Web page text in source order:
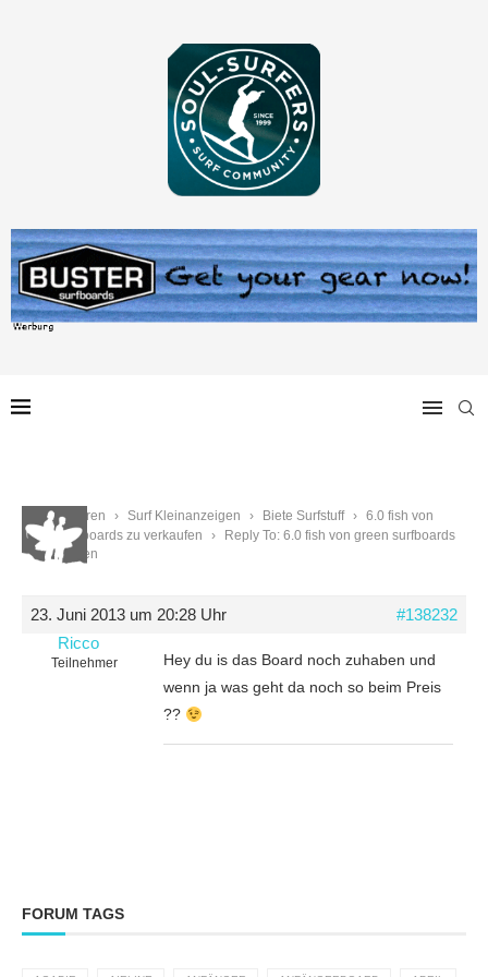
Start › Foren › Surf Kleinanzeigen › Biete Surfstuff › 6.0 fish von
green surfboards zu verkaufen
›
Reply To: 6.0 fish von green surfboards
zu verkaufen
23. Juni 2013 um 20:28 Uhr
#138232
Ricco
Teilnehmer
Hey du is das Board noch zuhaben und
wenn ja was geht da noch so beim Preis
??
FORUM TAGS